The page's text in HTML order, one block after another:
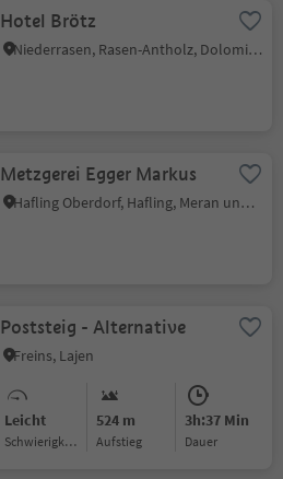
Hotel Brötz
Niederrasen, Rasen-Antholz, Dolomitenregion Kronplatz
Metzgerei Egger Markus
Hafling Oberdorf, Hafling, Meran und Umgebung
Poststeig - Alternative
Freins, Lajen
Leicht
Schwierigkeitsgrad
524 m
Aufstieg
3h:37 Min
Dauer